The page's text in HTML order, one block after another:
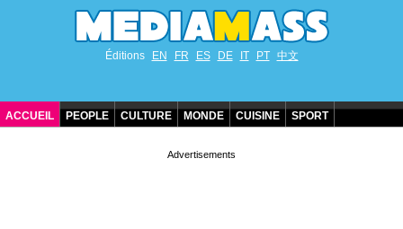
Éditions EN FR ES DE IT PT 中文
ACCUEIL PEOPLE CULTURE MONDE CUISINE SPORT